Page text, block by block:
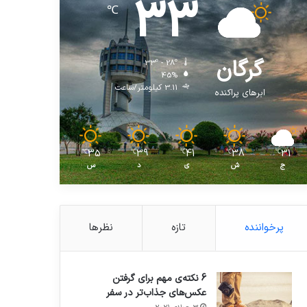
گرگان
ابرهای پراکنده
33
℃
33º - 28º
45%
3.11 کیلومتر/ساعت
31
℃
ج
38
℃
ش
41
℃
ی
39
℃
د
35
℃
س
پرخواننده تازه نظرها
6 نکته‌ی مهم برای گرفتن
عکس‌های جذاب‌تر در سفر